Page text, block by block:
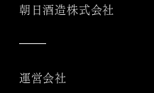
朝日酒造株式会社
運営会社